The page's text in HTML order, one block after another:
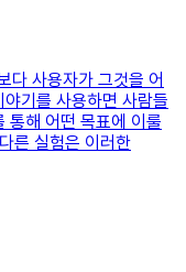
다 사용자가 그것을 어
기를 사용하면 사람들
통해 어떤 목표에 이룰
른 실험은 이러한